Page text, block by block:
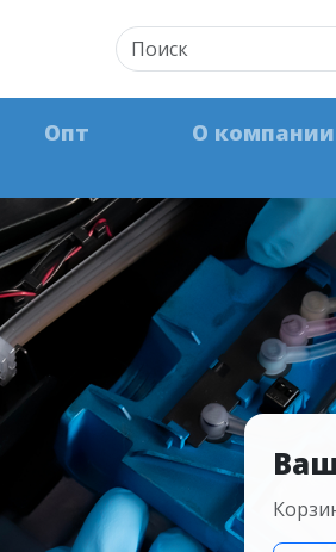
Опт О компании